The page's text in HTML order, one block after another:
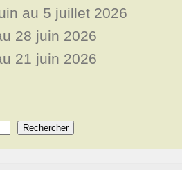
au 5 juillet 2026
28 juin 2026
21 juin 2026
Rechercher